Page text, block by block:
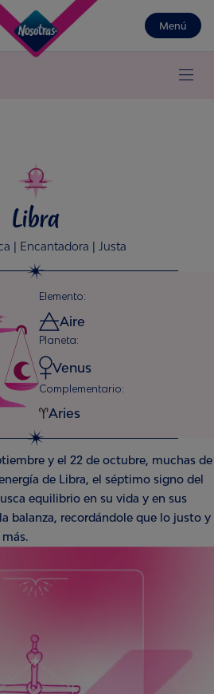
Menú
Libra
| Encantadora | Justa
Elemento:
Aire
Planeta:
Venus
Complementario:
Aries
y el 22 de octubre, muchas de
de Libra, el séptimo signo del
equilibrio en su vida y en sus
balanza, recordándole que lo justo y